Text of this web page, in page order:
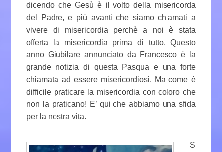
dicendo che Gesù è il volto della misericorda
del Padre, e più avanti che siamo chiamati a
vivere di misericordia perchè a noi è stata
offerta la misericordia prima di tutto. Questo
anno Giubilare annunciato da Francesco è la
grande notizia di questa Pasqua e una forte
chiamata ad essere misericordiosi. Ma come è
difficile praticare la misericordia con coloro che
non la praticano! E’ qui che abbiamo una sfida
per la nostra vita.
S